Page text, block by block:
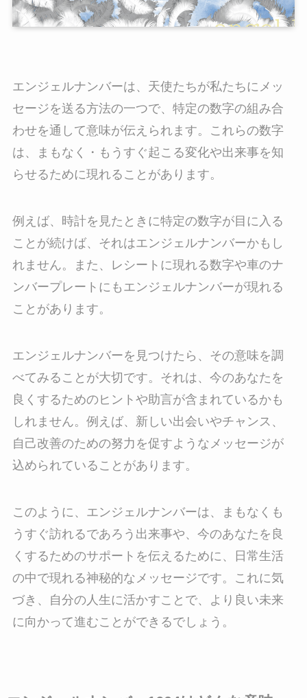
エンジェルナンバーは、天使たちが私たちにメッ
セージを送る方法の一つで、特定の数字の組み合
わせを通して意味が伝えられます。これらの数字
は、まもなく・もうすぐ起こる変化や出来事を知
らせるために現れることがあります。
例えば、時計を見たときに特定の数字が目に入る
ことが続けば、それはエンジェルナンバーかもし
れません。また、レシートに現れる数字や車のナ
ンバープレートにもエンジェルナンバーが現れる
ことがあります。
エンジェルナンバーを見つけたら、その意味を調
べてみることが大切です。それは、今のあなたを
良くするためのヒントや助言が含まれているかも
しれません。例えば、新しい出会いやチャンス、
自己改善のための努力を促すようなメッセージが
込められていることがあります。
このように、エンジェルナンバーは、まもなくも
うすぐ訪れるであろう出来事や、今のあなたを良
くするためのサポートを伝えるために、日常生活
の中で現れる神秘的なメッセージです。これに気
づき、自分の人生に活かすことで、より良い未来
に向かって進むことができるでしょう。